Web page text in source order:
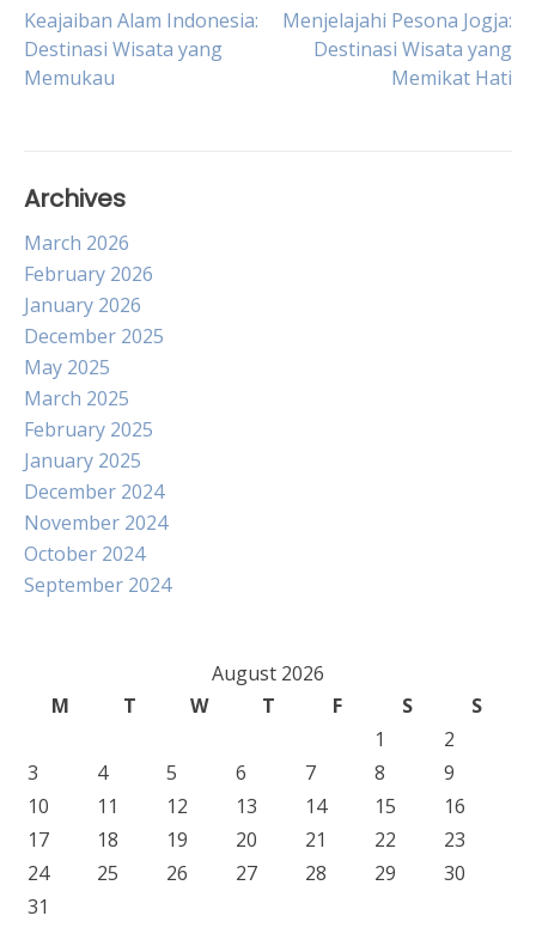
Post
navigation
Keajaiban Alam Indonesia:
Destinasi Wisata yang
Memukau
Menjelajahi Pesona Jogja:
Destinasi Wisata yang
Memikat Hati
Archives
March 2026
February 2026
January 2026
December 2025
May 2025
March 2025
February 2025
January 2025
December 2024
November 2024
October 2024
September 2024
August 2026
M
T W T F S
S
1
2
3
4 5 6 7 8
9
10
11 12 13 14 15
16
17
18 19 20 21 22
23
24
25 26 27 28 29
30
31